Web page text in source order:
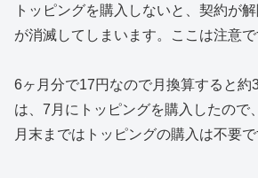
トッピングを購入しないと、契約が
が消滅してしまいます。ここは注意で
6ヶ月分で17円なので月換算すると約
は、7月にトッピングを購入したので
月末まではトッピングの購入は不要で